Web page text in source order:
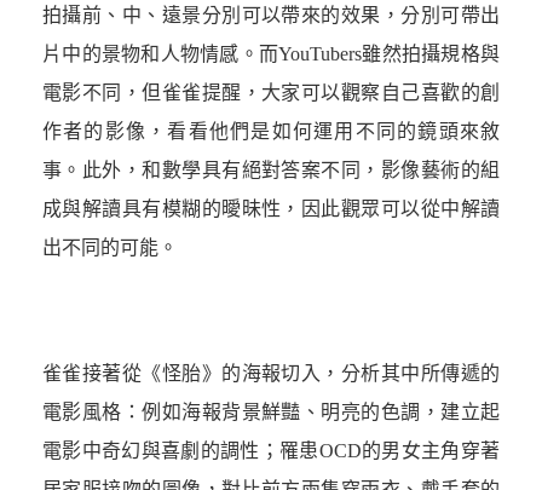
拍攝前、中、遠景分別可以帶來的效果，分別可帶出
片中的景物和人物情感。而YouTubers雖然拍攝規格與
電影不同，但雀雀提醒，大家可以觀察自己喜歡的創
作者的影像，看看他們是如何運用不同的鏡頭來敘
事。此外，和數學具有絕對答案不同，影像藝術的組
成與解讀具有模糊的曖昧性，因此觀眾可以從中解讀
出不同的可能。
雀雀接著從《怪胎》的海報切入，分析其中所傳遞的
電影風格：例如海報背景鮮豔、明亮的色調，建立起
電影中奇幻與喜劇的調性；罹患OCD的男女主角穿著